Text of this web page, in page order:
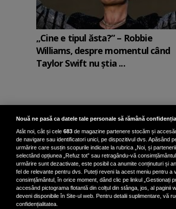
„Cine e tipul ăsta?” – Robbie
Williams, despre momentul când
Taylor Swift nu știa ...
Nouă ne pasă ca datele tale personale să rămână
Atât noi, cât și cele 683 de magazine partenere stocăm și
de navigare sau identificatori unici, pe dispozitivul dvs. Apăsând
urmărire care susțin scopurile indicate la rubrica „Noi, și
selectând opțiunea „Refuz tot” sau retragându-vă
urmărire sunt dezactivate, este posibil ca anumite conținuturi și
fel de relevante pentru dvs. Puteți reveni la acest meniu pentru a
consimțământul, în orice moment, dând clic pe linkul „Gestionați
accesând pictograma flotantă din colțul din stânga, jos, al paginii
deveni disponibile în Site-ul web. Pentru detalii suplimentare, vă
confidențialitatea.